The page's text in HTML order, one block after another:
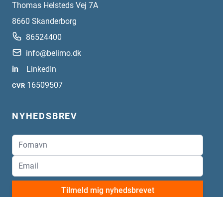
Thomas Helsteds Vej 7A
8660 Skanderborg
86524400
info@belimo.dk
in
LinkedIn
CVR 16509507
NYHEDSBREV
Tilmeld mig nyhedsbrevet